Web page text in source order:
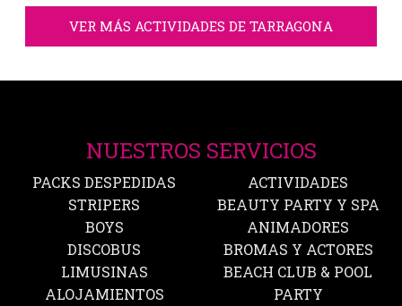
VER MÁS ACTIVIDADES DE TARRAGONA
NUESTROS SERVICIOS
PACKS DESPEDIDAS
STRIPERS
BOYS
DISCOBUS
LIMUSINAS
ALOJAMIENTOS
ACTIVIDADES
BEAUTY PARTY Y SPA
ANIMADORES
BROMAS Y ACTORES
BEACH CLUB & POOL
PARTY